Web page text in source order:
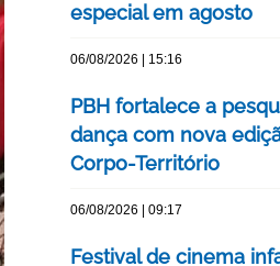
especial em agosto
06/08/2026 | 15:16
PBH fortalece a
dança com nova
Corpo-Território
06/08/2026 | 09:17
Festival de cinema